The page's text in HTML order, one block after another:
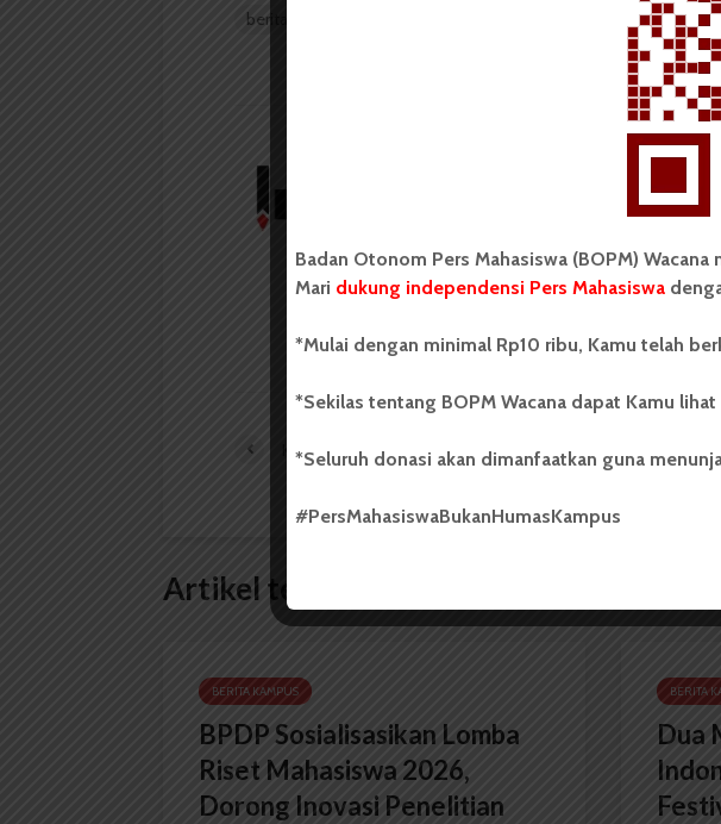
berita kampus Lazuardi Pratama
Badan Otonom Pers Mahasiswa (BOPM)
mahasiswa Universitas Sumatera Utara
KPU FISIP Targetkan 2500 Pemilih
Artikel terkait lain
BERITA KAMPUS
BPDP Sosialisasikan Lomba
Riset Mahasiswa 2026,
Dorong Inovasi Penelitian
BERITA
Dua
Badan Otonom Pers Mahasiswa (BOPM)
Mari dukung independensi Pers Mahasiswa
*Mulai dengan minimal Rp10 ribu, Kamu telah
*Sekilas tentang BOPM Wacana dapat Kamu lihat
*Seluruh donasi akan dimanfaatkan guna
#PersMahasiswaBukanHumasKampus